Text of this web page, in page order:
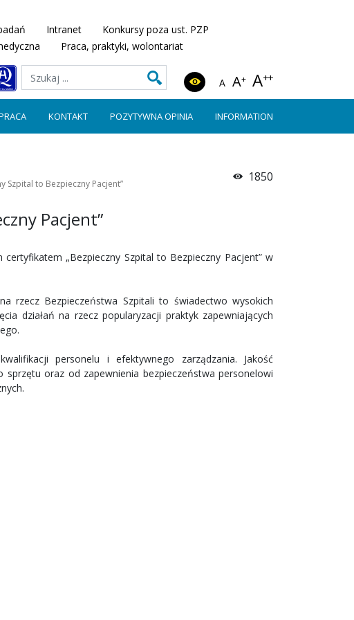
Intranet
Konkursy poza ust. PZP
Praca, praktyki, wolontariat
A A+ A++
KONTAKT POZYTYWNA OPINIA INFORMATION
Szpital to Bezpieczny Pacjent” 1850
Pacjent”
„Bezpieczny Szpital to Bezpieczny Pacjent” w
rzecz Bezpieczeństwa Szpitali to świadectwo wysokich
działań na rzecz popularyzacji praktyk zapewniających
personelu i efektywnego zarządzania. Jakość
oraz od zapewnienia bezpieczeństwa personelowi